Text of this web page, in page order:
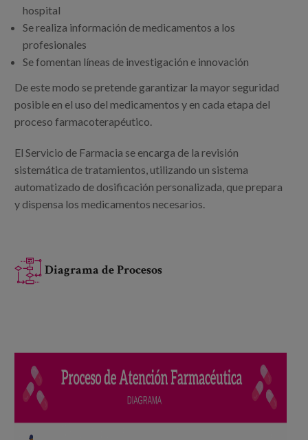
hospital
Se realiza información de medicamentos a los
profesionales
Se fomentan líneas de investigación e innovación
De este modo se pretende garantizar la mayor seguridad
posible en el uso del medicamentos y en cada etapa del
proceso farmacoterapéutico.
El Servicio de Farmacia se encarga de la revisión
sistemática de tratamientos, utilizando un sistema
automatizado de dosificación personalizada, que prepara
y dispensa los medicamentos necesarios.
Diagrama de Procesos